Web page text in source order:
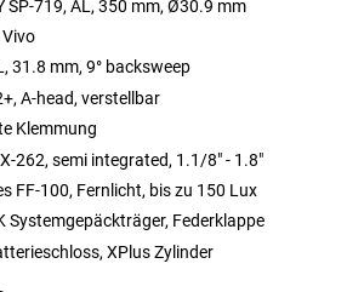
SP-719, AL, 350 mm, Ø30.9 mm
Vivo
31.8 mm, 9° backsweep
A-head, verstellbar
Klemmung
262, semi integrated, 1.1/8" - 1.8"
FF-100, Fernlicht, bis zu 150 Lux
Systemgepäckträger, Federklappe
XPlus Zylinder